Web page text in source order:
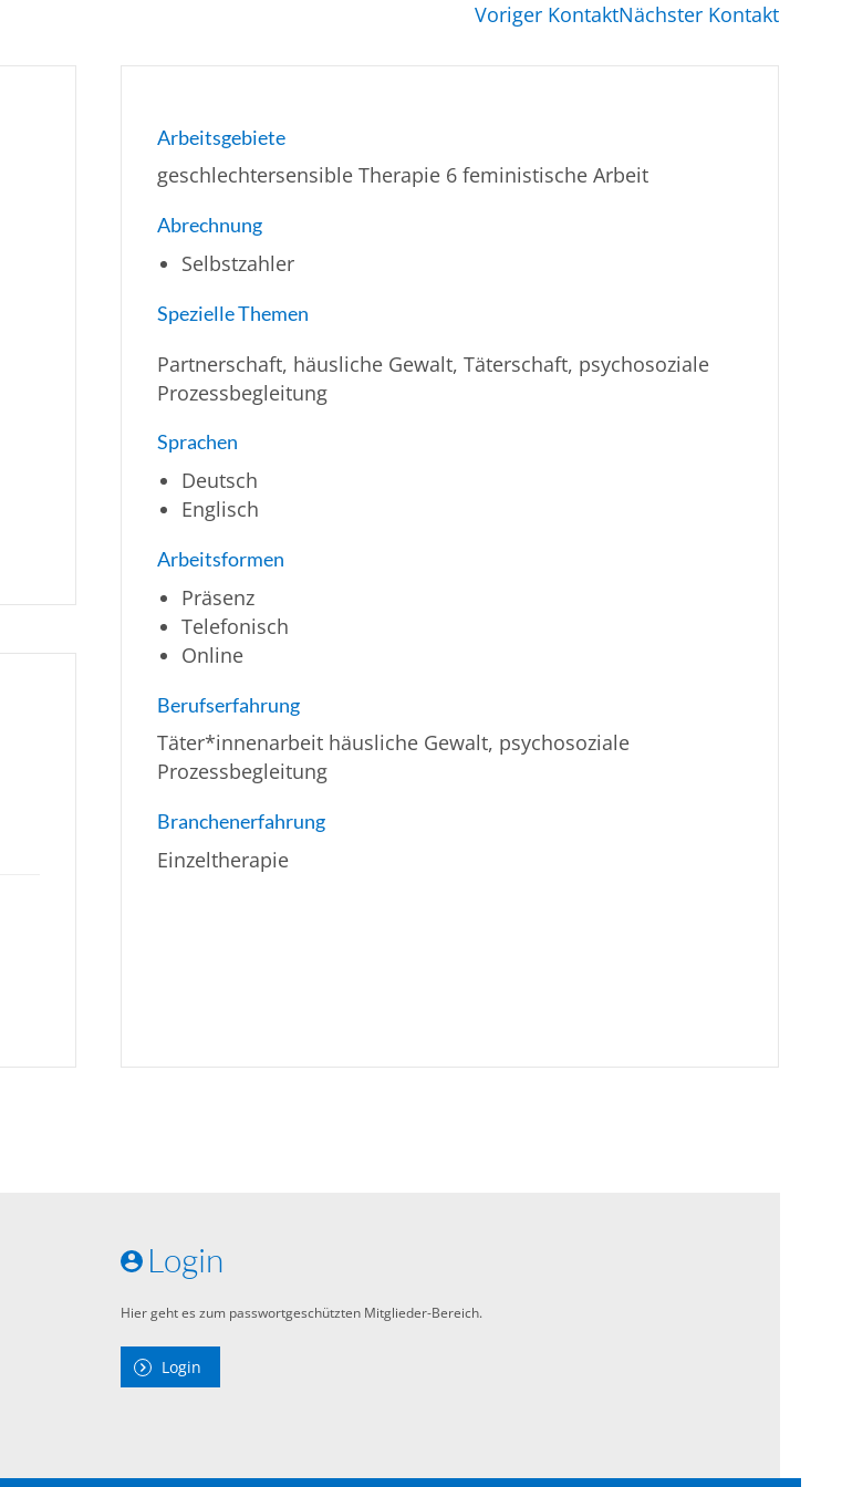
Voriger KontaktNächster Kontakt
Arbeitsgebiete
geschlechtersensible Therapie 6 feministische Arbeit
Abrechnung
Selbstzahler
Spezielle Themen
Partnerschaft, häusliche Gewalt, Täterschaft, psychosoziale
Prozessbegleitung
Sprachen
Deutsch
Englisch
Arbeitsformen
Präsenz
Telefonisch
Online
Berufserfahrung
Täter*innenarbeit häusliche Gewalt, psychosoziale
Prozessbegleitung
Branchenerfahrung
Einzeltherapie
Login
Hier geht es zum passwortgeschützten Mitglieder-Bereich.
Login